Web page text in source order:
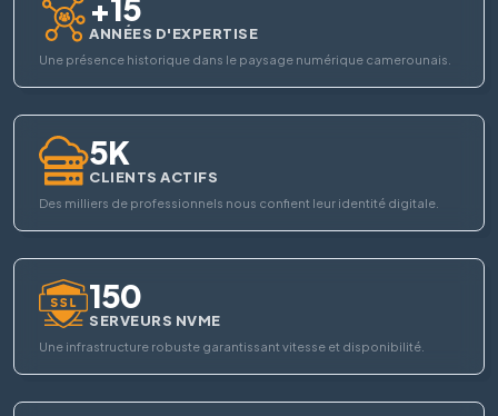
ANNÉES D'EXPERTISE
Une présence historique dans le paysage numérique camerounais.
5K
CLIENTS ACTIFS
Des milliers de professionnels nous confient leur identité digitale.
150
SERVEURS NVME
Une infrastructure robuste garantissant vitesse et disponibilité.